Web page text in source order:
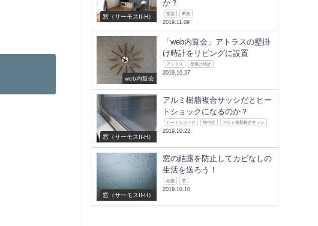
窓（サーモスII-H）
か？
室温 断熱
2019.11.09
web内覧会
「web内覧会」アトラスの壁掛
け時計をリビングに設置
アトラス 壁掛け時計
2019.10.27
窓（サーモスII-H）
アルミ樹脂複合サッシだとヒー
トショックになるのか？
ヒートショック 熱中症 アルミ樹脂複合サッシ
2019.10.22
窓（サーモスII-H）
窓の結露を防止してカビなしの
生活を送ろう！
結露 窓
2019.10.10